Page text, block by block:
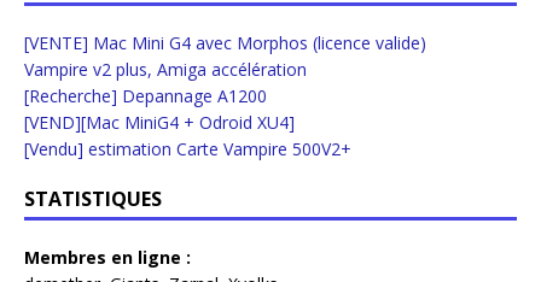
[VENTE] Mac Mini G4 avec Morphos (licence valide)
Vampire v2 plus, Amiga accélération
[Recherche] Depannage A1200
[VEND][Mac MiniG4 + Odroid XU4]
[Vendu] estimation Carte Vampire 500V2+
STATISTIQUES
Membres en ligne :